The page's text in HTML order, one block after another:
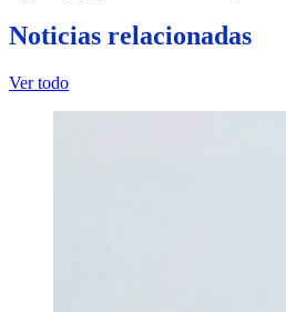
Noticias relacionadas
Ver todo